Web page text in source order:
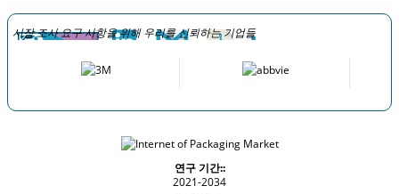
시장 조사 요구 사항을 위해 우리를 신뢰하는 기업들
연구 기간::
2021-2034